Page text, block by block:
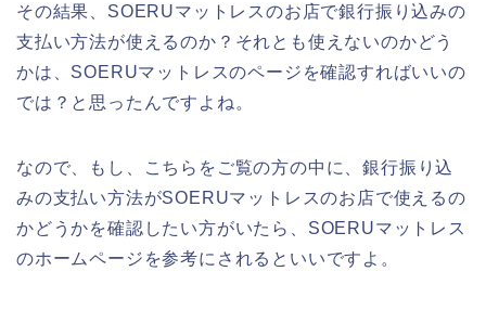
その結果、SOERUマットレスのお店で銀行振り込みの
支払い方法が使えるのか？それとも使えないのかどう
かは、SOERUマットレスのページを確認すればいいの
では？と思ったんですよね。
なので、もし、こちらをご覧の方の中に、銀行振り込
みの支払い方法がSOERUマットレスのお店で使えるの
かどうかを確認したい方がいたら、SOERUマットレス
のホームページを参考にされるといいですよ。